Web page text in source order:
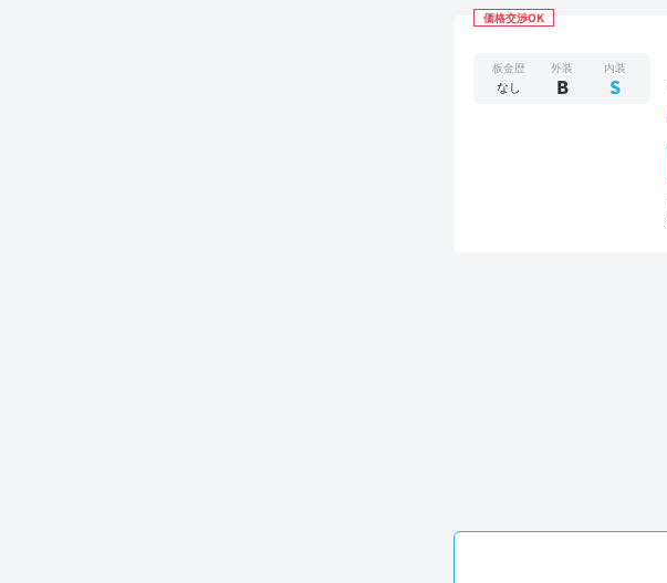
価格交渉OK
板金歴
なし
外装
B
内装
S